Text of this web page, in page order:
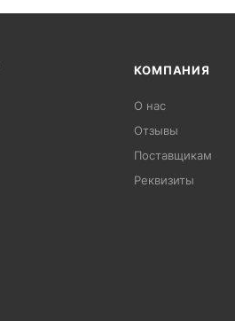
КОМПАНИЯ
О нас
Отзывы
Поставщикам
Реквизиты